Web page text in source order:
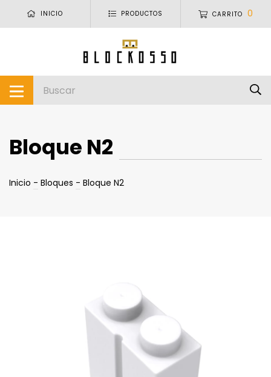
INICIO PRODUCTOS CARRITO 0
Bloque N2
Inicio - Bloques - Bloque N2